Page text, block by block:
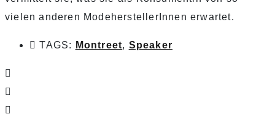
vielen anderen ModeherstellerInnen erwartet.
TAGS: Montreet, Speaker